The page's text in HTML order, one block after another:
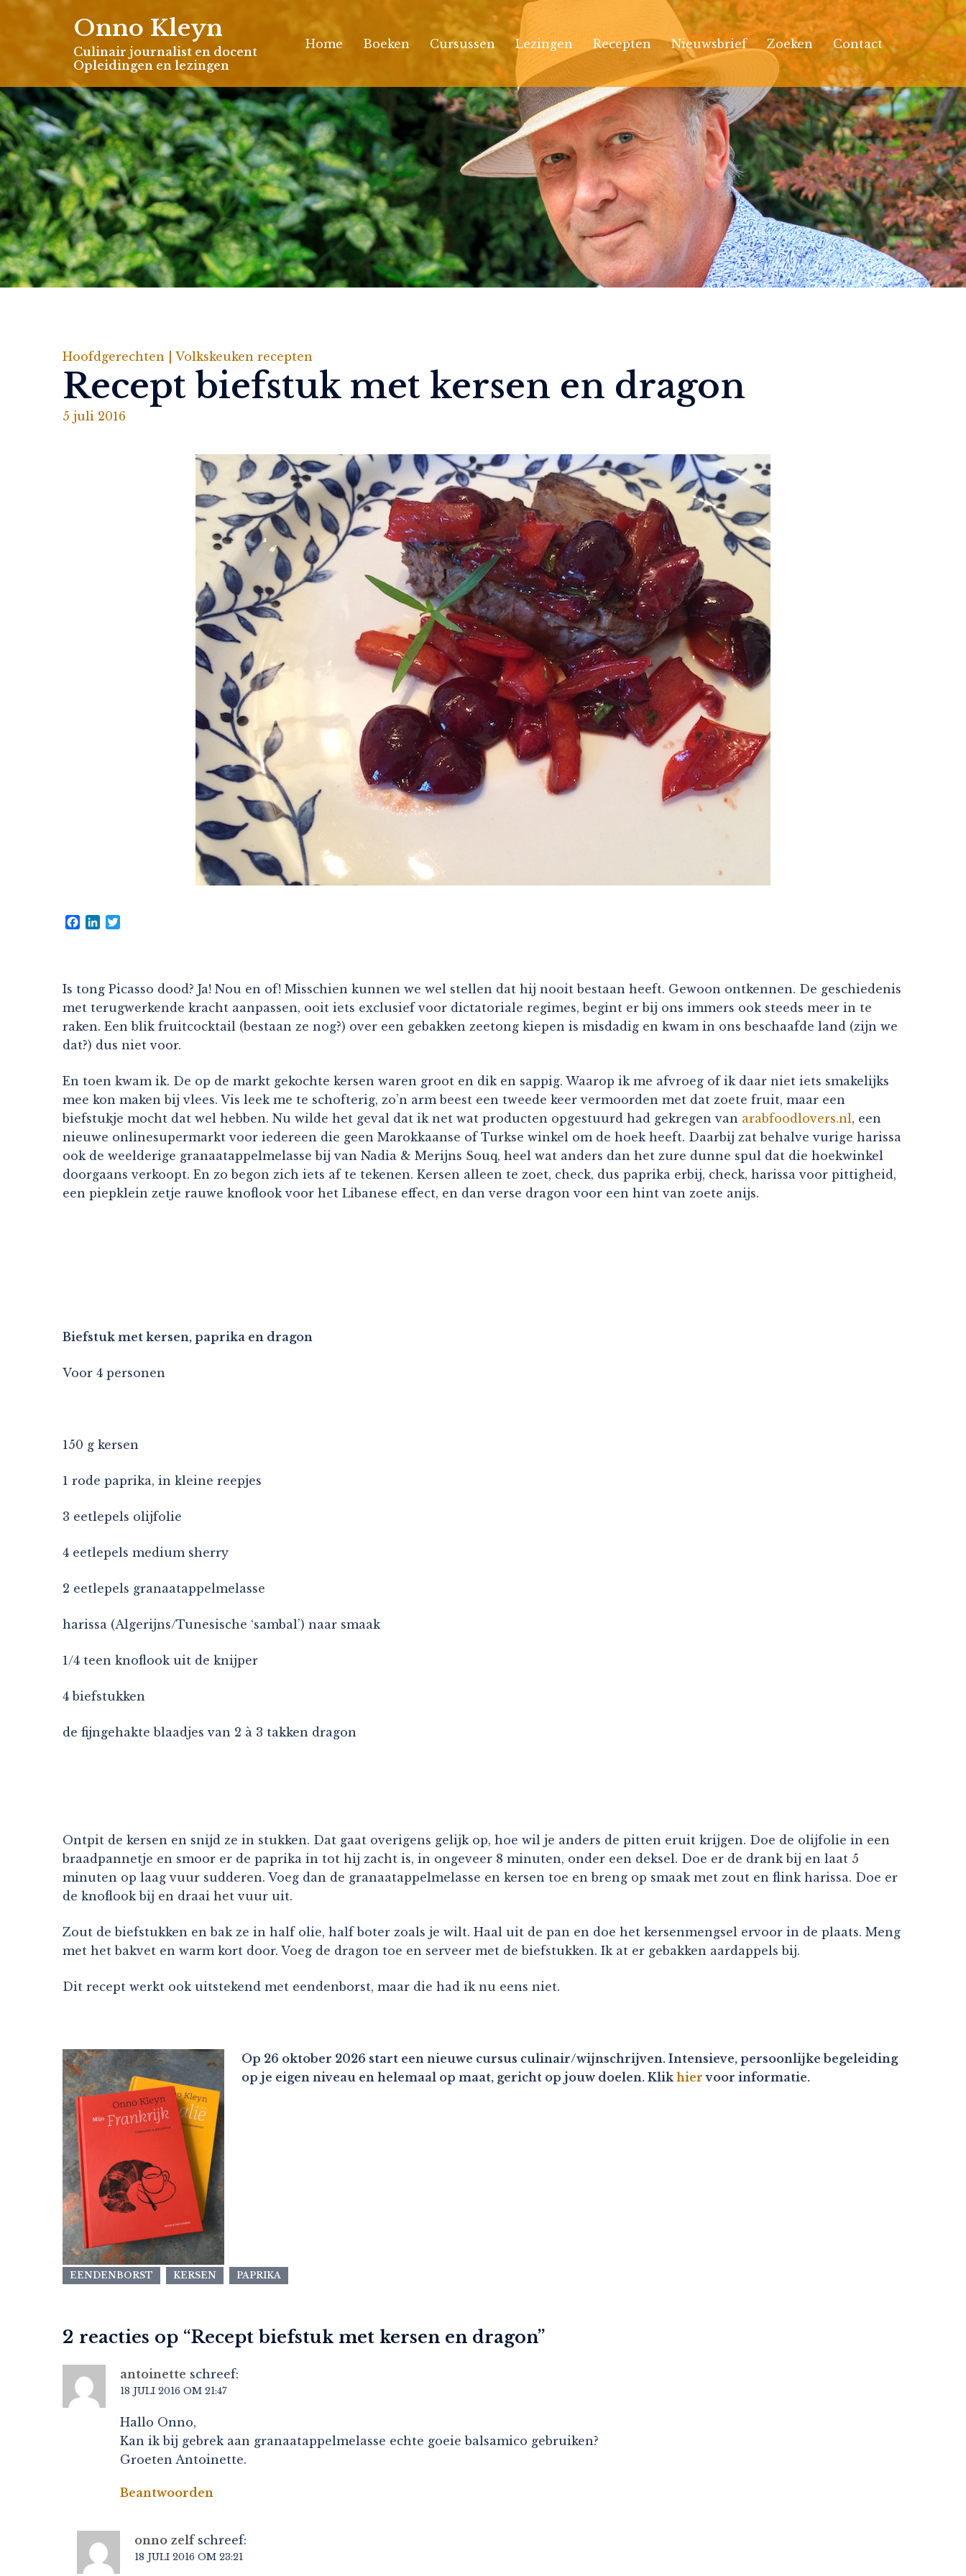
Skip
content
Onno Kleyn
Culinair journalist en docent
Opleidingen en lezingen
Home Boeken Cursussen Lezingen Recepten Nieuwsbrief Zoeken Contact
Hoofdgerechten | Volkskeuken recepten
Recept biefstuk met kersen en dragon
5 juli 2016
Facebook
LinkedIn
Is tong Picasso dood? Ja! Nou en of! Misschien kunnen we wel stellen dat hij nooit bestaan heeft. Gewoon ontkennen. De geschiedenis
met terugwerkende kracht aanpassen, ooit iets exclusief voor dictatoriale regimes, begint er bij ons immers ook steeds meer in te
raken. Een blik fruitcocktail (bestaan ze nog?) over een gebakken zeetong kiepen is misdadig en kwam in ons beschaafde land (zijn we
dat?) dus niet voor.
En toen kwam ik. De op de markt gekochte kersen waren groot en dik en sappig. Waarop ik me afvroeg of ik daar niet iets smakelijks
mee kon maken bij vlees. Vis leek me te schofterig, zo’n arm beest een tweede keer vermoorden met dat zoete fruit, maar een
biefstukje mocht dat wel hebben. Nu wilde het geval dat ik net wat producten opgestuurd had gekregen van arabfoodlovers.nl, een
nieuwe onlinesupermarkt voor iedereen die geen Marokkaanse of Turkse winkel om de hoek heeft. Daarbij zat behalve vurige harissa
ook de weelderige granaatappelmelasse bij van Nadia & Merijns Souq, heel wat anders dan het zure dunne spul dat die hoekwinkel
doorgaans verkoopt. En zo begon zich iets af te tekenen. Kersen alleen te zoet, check, dus paprika erbij, check, harissa voor pittigheid,
een piepklein zetje rauwe knoflook voor het Libanese effect, en dan verse dragon voor een hint van zoete anijs.
Biefstuk met kersen, paprika en dragon
Voor 4 personen
150 g kersen
1 rode paprika, in kleine reepjes
3 eetlepels olijfolie
4 eetlepels medium sherry
2 eetlepels granaatappelmelasse
harissa (Algerijns/Tunesische ‘sambal’) naar smaak
1/4 teen knoflook uit de knijper
4 biefstukken
de fijngehakte blaadjes van 2 à 3 takken dragon
Ontpit de kersen en snijd ze in stukken. Dat gaat overigens gelijk op, hoe wil je anders de pitten eruit krijgen. Doe de olijfolie in een
braadpannetje en smoor er de paprika in tot hij zacht is, in ongeveer 8 minuten, onder een deksel. Doe er de drank bij en laat 5
minuten op laag vuur sudderen. Voeg dan de granaatappelmelasse en kersen toe en breng op smaak met zout en flink harissa. Doe er
de knoflook bij en draai het vuur uit.
Zout de biefstukken en bak ze in half olie, half boter zoals je wilt. Haal uit de pan en doe het kersenmengsel ervoor in de plaats. Meng
met het bakvet en warm kort door. Voeg de dragon toe en serveer met de biefstukken. Ik at er gebakken aardappels bij.
Dit recept werkt ook uitstekend met eendenborst, maar die had ik nu eens niet.
Op 26 oktober 2026 start een nieuwe cursus culinair/wijnschrijven. Intensieve, persoonlijke begeleiding
op je eigen niveau en helemaal op maat, gericht op jouw doelen. Klik hier voor informatie.
EENDENBORST KERSEN PAPRIKA
2 reacties op “Recept biefstuk met kersen en dragon”
antoinette schreef:
18 JULI 2016 OM 21:47
Hallo Onno,
Kan ik bij gebrek aan granaatappelmelasse echte goeie balsamico gebruiken?
Groeten Antoinette.
Beantwoorden
onno zelf schreef:
18 JULI 2016 OM 23:21